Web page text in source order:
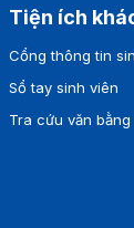
Tiện ích
Cổng thông tin
Sổ tay sinh viên
Tra cứu văn bằng